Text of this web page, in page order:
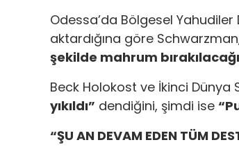
Odessa’da Bölgesel
aktardığına göre
şekilde mahrum
Beck Holokost ve İkinci Dünya
yıkıldı” dendiğini, şimdi ise
“ŞU AN DEVAM EDEN TÜM